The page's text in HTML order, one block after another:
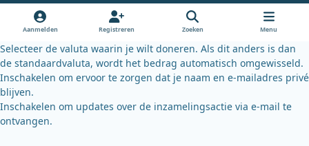
o
k
b
k
y
Aanmelden Registreren Zoeken Menu
Selecteer de valuta waarin je wilt doneren. Als dit anders is dan
de standaardvaluta, wordt het bedrag automatisch omgewisseld.
Inschakelen om ervoor te zorgen dat je naam en e-mailadres privé
blijven.
Inschakelen om updates over de inzamelingsactie via e-mail te
ontvangen.